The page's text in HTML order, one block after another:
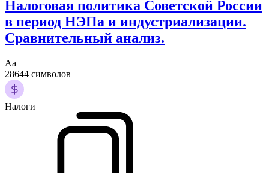
Налоговая политика Советской России
в период НЭПа и индустриализации.
Сравнительный анализ.
Аа
28644 символов
Налоги